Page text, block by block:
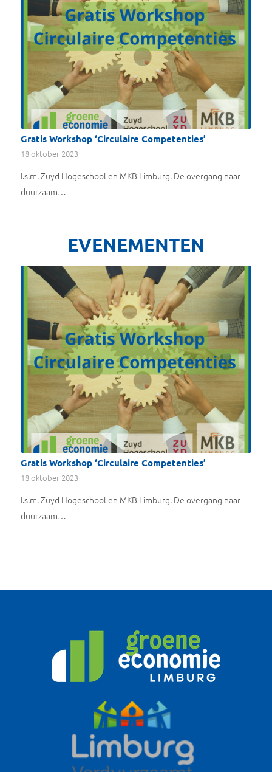
Gratis Workshop ‘Circulaire Competenties’
18 oktober 2023
I.s.m. Zuyd Hogeschool en MKB Limburg. De overgang naar
duurzaam…
EVENEMENTEN
Gratis Workshop ‘Circulaire Competenties’
18 oktober 2023
I.s.m. Zuyd Hogeschool en MKB Limburg. De overgang naar
duurzaam…